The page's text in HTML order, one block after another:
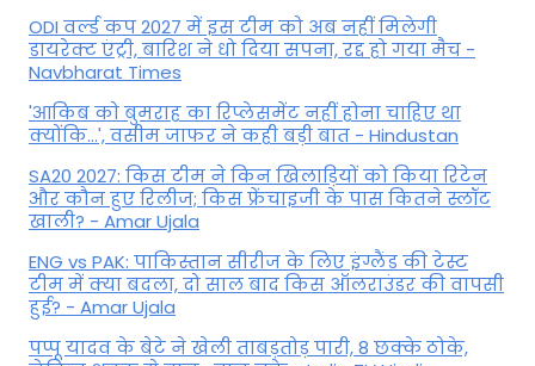
ODI वर्ल्ड कप 2027 में इस टीम को अब नहीं मिलेगी
डायरेक्ट एंट्री, बारिश ने धो दिया सपना, रद्द हो गया मैच -
Navbharat Times
'आकिब को बुमराह का रिप्लेसमेंट नहीं होना चाहिए था
क्योंकि...', वसीम जाफर ने कही बड़ी बात - Hindustan
SA20 2027: किस टीम ने किन खिलाड़ियों को किया रिटेन
और कौन हुए रिलीज; किस फ्रेंचाइजी के पास कितने स्लॉट
खाली? - Amar Ujala
ENG vs PAK: पाकिस्तान सीरीज के लिए इंग्लैंड की टेस्ट
टीम में क्या बदला, दो साल बाद किस ऑलराउंडर की वापसी
हुई? - Amar Ujala
पप्पू यादव के बेटे ने खेली ताबड़तोड़ पारी, 8 छक्के ठोके,